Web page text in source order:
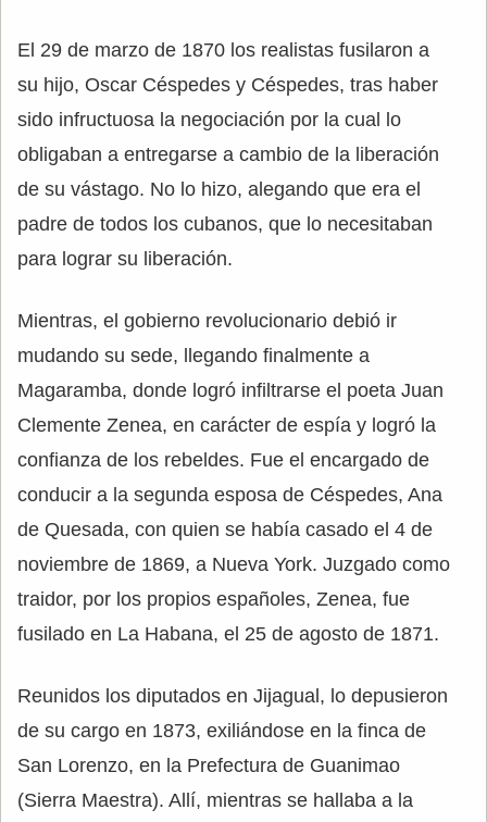
El 29 de marzo de 1870 los realistas fusilaron a
su hijo, Oscar Céspedes y Céspedes, tras haber
sido infructuosa la negociación por la cual lo
obligaban a entregarse a cambio de la liberación
de su vástago. No lo hizo, alegando que era el
padre de todos los cubanos, que lo necesitaban
para lograr su liberación.
Mientras, el gobierno revolucionario debió ir
mudando su sede, llegando finalmente a
Magaramba, donde logró infiltrarse el poeta Juan
Clemente Zenea, en carácter de espía y logró la
confianza de los rebeldes. Fue el encargado de
conducir a la segunda esposa de Céspedes, Ana
de Quesada, con quien se había casado el 4 de
noviembre de 1869, a Nueva York. Juzgado como
traidor, por los propios españoles, Zenea, fue
fusilado en La Habana, el 25 de agosto de 1871.
Reunidos los diputados en Jijagual, lo depusieron
de su cargo en 1873, exiliándose en la finca de
San Lorenzo, en la Prefectura de Guanimao
(Sierra Maestra). Allí, mientras se hallaba a la